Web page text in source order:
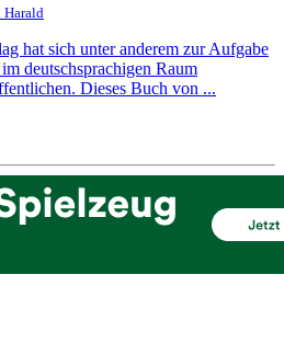
hat sich unter anderem zur Aufgabe
deutschsprachigen Raum
Dieses Buch von ...